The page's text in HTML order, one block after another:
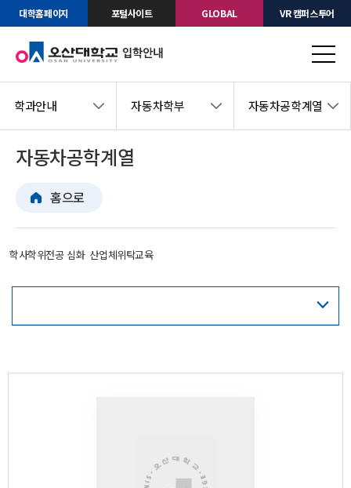
대학홈페이지 포털사이트 GLOBAL VR 캠퍼스투어
학과안내 자동차학부 자동차공학계열
자동차공학계열
홈으로
학사학위전공 심화 산업체위탁교육
교육시설